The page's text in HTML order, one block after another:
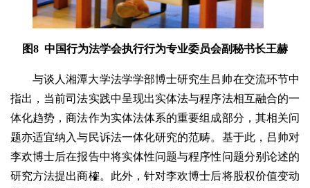
图8 中国行为法学会执行行为专业委员会副秘书长王赫
与谈人湘潭大学法学学部博士研究生吕帅在交流环节中
指出，当前司法实践中呈现出实体法与程序法相互融合的一
体化趋势，商法作为实体法体系的重要组成部分，其相关问
题亦适宜纳入与民诉法一体化研究的范畴。基于此，吕帅对
李欢博士后在报告中将实体性问题与程序性问题分别论述的
研究方法提出商榷。此外，针对李欢博士后将股权价值变动